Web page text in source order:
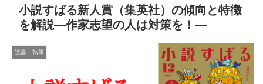
小説すばる新人賞（集英社）の傾向と特徴
を解説—作家志望の人は対策を！—
読書・執筆